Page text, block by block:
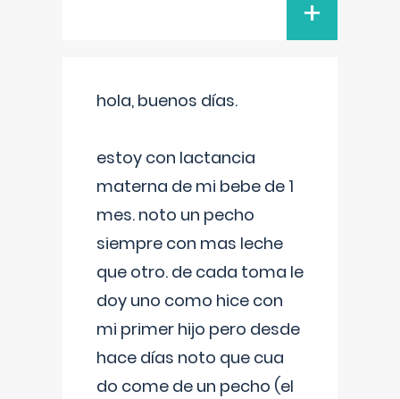
+
hola, buenos días.
estoy con lactancia
materna de mi bebe de 1
mes. noto un pecho
siempre con mas leche
que otro. de cada toma le
doy uno como hice con
mi primer hijo pero desde
hace días noto que cua
do come de un pecho (el